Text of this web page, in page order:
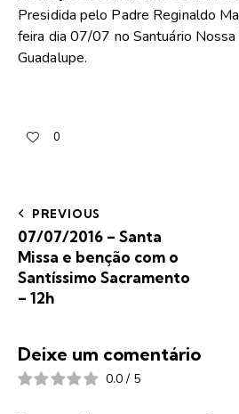
Presidida pelo Padre Reginaldo
feira dia 07/07 no Santuário Nossa
Guadalupe.
0
PREVIOUS
07/07/2016 – Santa
Missa e benção com o
Santíssimo Sacramento
– 12h
Deixe um comentário
0.0 / 5